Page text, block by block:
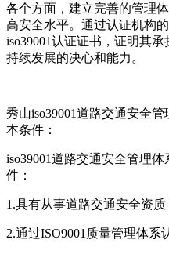
各个方面，建立完善的管理
高安全水平。通过认证机构
iso39001认证证书，证明其
持续发展的决心和能力。
秀山iso39001道路交通安全
本条件：
iso39001道路交通安全管理
件：
1.具有从事道路交通安全资质
2.通过ISO9001质量管理体系